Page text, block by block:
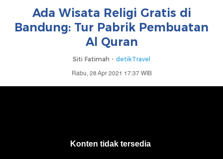
Ada Wisata Religi Gratis di
Bandung: Tur Pabrik Pembuatan
Al Quran
Siti Fatimah - detikTravel
Rabu, 28 Apr 2021 17:37 WIB